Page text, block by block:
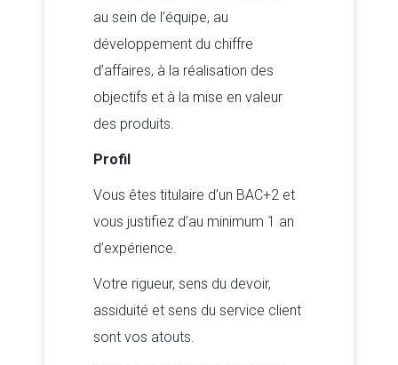
au sein de l’équipe, au
développement du chiffre
d’affaires, à la réalisation des
objectifs et à la mise en valeur
des produits.
Profil
Vous êtes titulaire d’un BAC+2 et
vous justifiez d’au minimum 1 an
d’expérience.
Votre rigueur, sens du devoir,
assiduité et sens du service client
sont vos atouts.